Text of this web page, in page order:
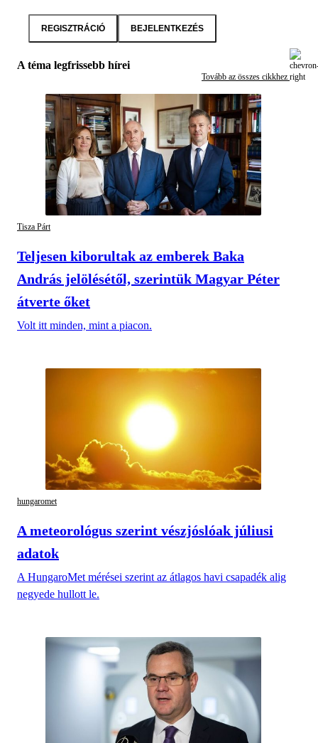
REGISZTRÁCIÓ BEJELENTKEZÉS
A téma legfrissebb hírei
Tovább az összes cikkhez
Tisza Párt
Teljesen kiborultak az emberek Baka
András jelölésétől, szerintük Magyar Péter
átverte őket
Volt itt minden, mint a piacon.
hungaromet
A meteorológus szerint vészjóslóak júliusi
adatok
A HungaroMet mérései szerint az átlagos havi csapadék alig
negyede hullott le.